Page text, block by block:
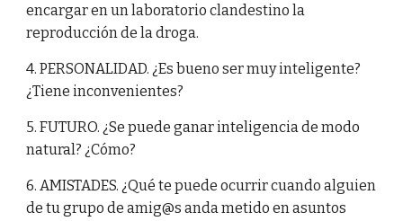
encargar en un laboratorio clandestino la
reproducción de la droga.
4. PERSONALIDAD. ¿Es bueno ser muy inteligente?
¿Tiene inconvenientes?
5. FUTURO. ¿Se puede ganar inteligencia de modo
natural? ¿Cómo?
6. AMISTADES. ¿Qué te puede ocurrir cuando alguien
de tu grupo de amig@s anda metido en asuntos